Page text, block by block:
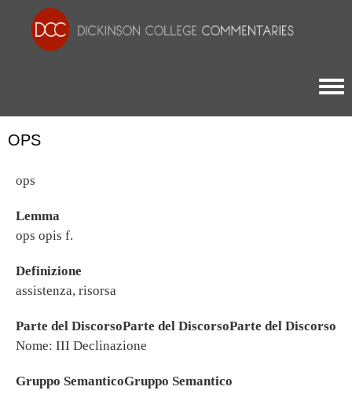
OPS
ops
Lemma
ops opis f.
Definizione
assistenza, risorsa
Parte del DiscorsoParte del DiscorsoParte del Discorso
Nome: III Declinazione
Gruppo SemanticoGruppo Semantico